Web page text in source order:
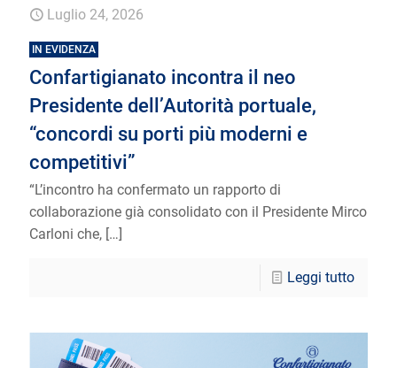
Luglio 24, 2026
IN EVIDENZA
Confartigianato incontra il neo
Presidente dell’Autorità portuale,
“concordi su porti più moderni e
competitivi”
“L’incontro ha confermato un rapporto di
collaborazione già consolidato con il Presidente Mirco
Carloni che, […]
Leggi tutto